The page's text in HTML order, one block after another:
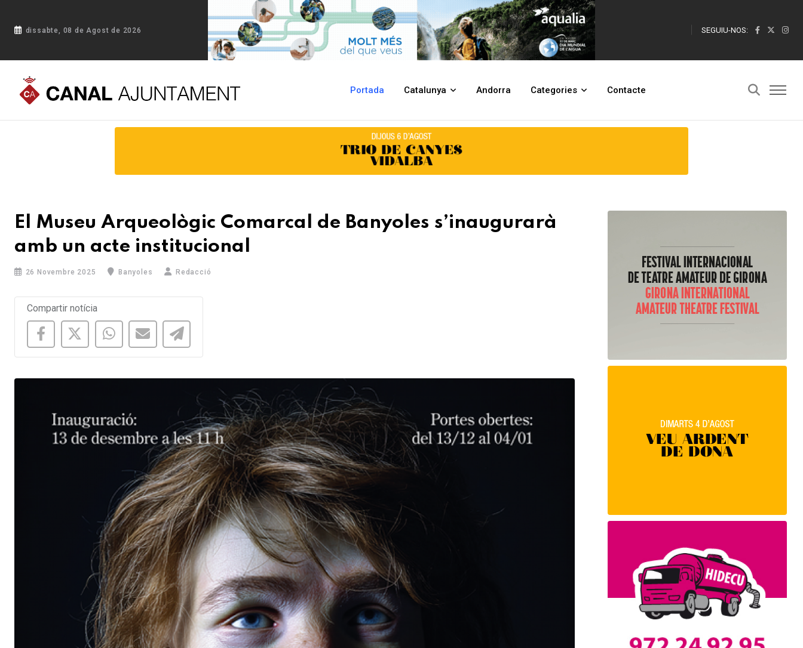
dissabte, 08 de Agost de 2026 SEGUIU-NOS:
Portada Catalunya Andorra Categories Contacte
Portada Blog El Museu Arqueològic Comarcal de Banyoles s’inaugurarà amb un acte institucional
El Museu Arqueològic Comarcal de Banyoles s’inaugurarà
amb un acte institucional
26 Novembre 2025 Banyoles Redacció
Compartir notícia